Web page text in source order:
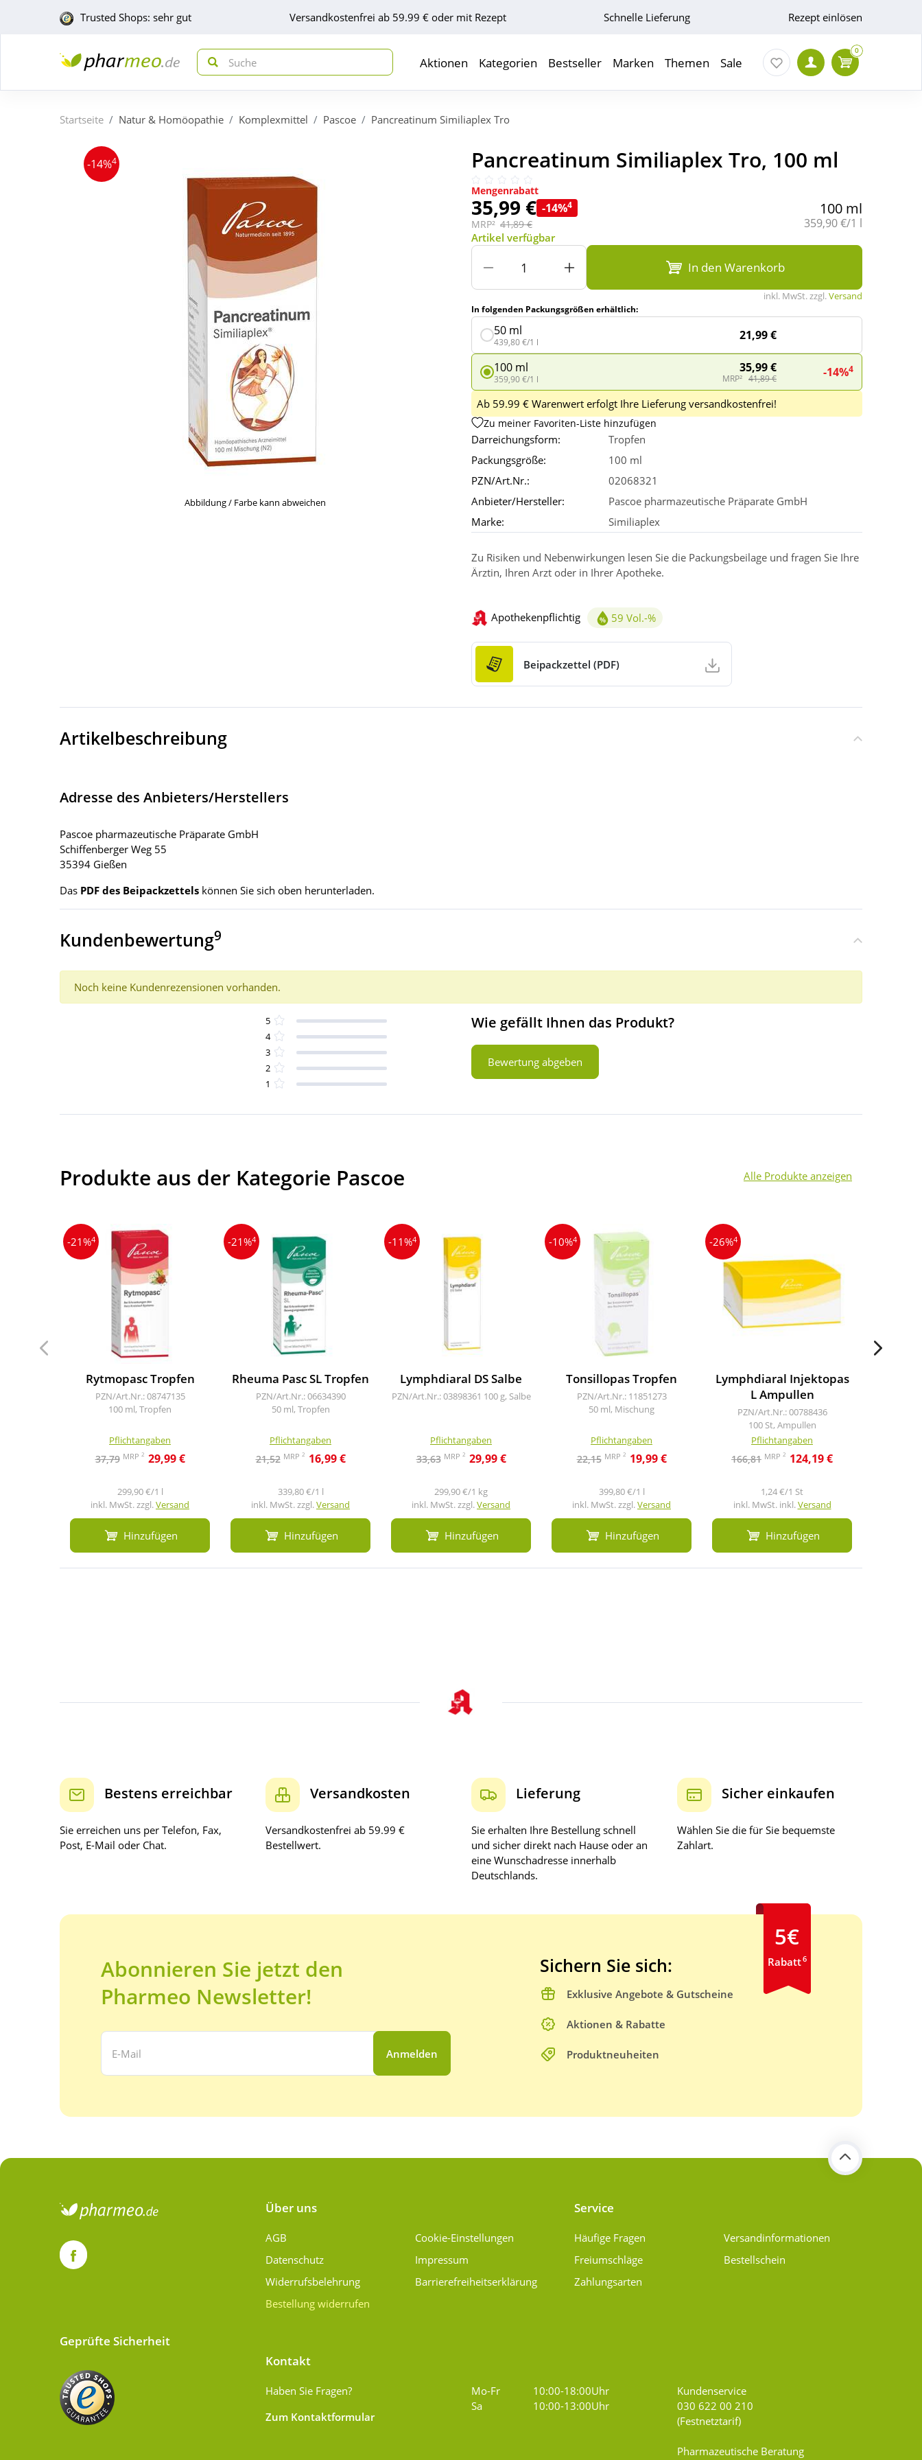
Trusted Shops: sehr gut Versandkostenfrei ab 59.99 € oder mit Rezept Schnelle Lieferung Rezept einlösen
Aktionen Kategorien Bestseller Marken Themen Sale
0
Startseite Natur & Homöopathie Komplexmittel Pascoe Pancreatinum Similiaplex Tro
-14%4
Abbildung / Farbe kann abweichen
Pancreatinum Similiaplex Tro, 100 ml
Mengenrabatt
35,99 € -14%4
MRP² 41,89 €
100 ml
Grundpreis:
359,90 €/1 l
Artikel verfügbar
In den Warenkorb
inkl. MwSt. zzgl.Versand
In folgenden Packungsgrößen erhältlich:
50 ml
439,80 €/1 l 21,99 €
100 ml
359,90 €/1 l
35,99 €
MRP² 41,89 € -14%4
Ab 59.99 € Warenwert erfolgt Ihre Lieferung versandkostenfrei!
Zu meiner Favoriten-Liste hinzufügen
Darreichungsform:
Tropfen
Packungsgröße:
100 ml
PZN/Art.Nr.:
02068321
Anbieter/Hersteller:
Pascoe pharmazeutische Präparate GmbH
Marke:
Similiaplex
Zu Risiken und Nebenwirkungen lesen Sie die Packungsbeilage und fragen Sie Ihre
Ärztin, Ihren Arzt oder in Ihrer Apotheke.
Apothekenpflichtig 59 Vol.-%
Alkoholgehalt 59Vol.-%
Beipackzettel (PDF)
Artikelbeschreibung
Adresse des Anbieters/Herstellers
Pascoe pharmazeutische Präparate GmbH
Schiffenberger Weg 55
35394 Gießen
Das PDF des Beipackzettels können Sie sich oben herunterladen.
Kundenbewertung9
Noch keine Kundenrezensionen vorhanden.
5
4
3
2
1
Wie gefällt Ihnen das Produkt?
Bewertung abgeben
Produkte aus der Kategorie Pascoe Alle Produkte anzeigen
-21%4
Rytmopasc Tropfen
PZN/Art.Nr.: 08747135
100 ml, Tropfen
Pflichtangaben
37,79 MRP 2 29,99 €
299,90 €/1 l
inkl. MwSt. zzgl.Versand
Hinzufügen
-21%4
Rheuma Pasc SL Tropfen
PZN/Art.Nr.: 06634390
50 ml, Tropfen
Pflichtangaben
21,52 MRP 2 16,99 €
339,80 €/1 l
inkl. MwSt. zzgl.Versand
Hinzufügen
-11%4
Lymphdiaral DS Salbe
PZN/Art.Nr.: 03898361 100 g, Salbe
Pflichtangaben
33,63 MRP 2 29,99 €
299,90 €/1 kg
inkl. MwSt. zzgl.Versand
Hinzufügen
-10%4
Tonsillopas Tropfen
PZN/Art.Nr.: 11851273
50 ml, Mischung
Pflichtangaben
22,15 MRP 2 19,99 €
399,80 €/1 l
inkl. MwSt. zzgl.Versand
Hinzufügen
-26%4
Lymphdiaral Injektopas
L Ampullen
PZN/Art.Nr.: 00788436
100 St, Ampullen
Pflichtangaben
166,81 MRP 2 124,19 €
1,24 €/1 St
inkl. MwSt. inkl.Versand
Hinzufügen
Bestens erreichbar
Sie erreichen uns per Telefon, Fax,
Post, E-Mail oder Chat.
Versandkosten
Versandkostenfrei ab 59.99 €
Bestellwert.
Lieferung
Sie erhalten Ihre Bestellung schnell
und sicher direkt nach Hause oder an
eine Wunschadresse innerhalb
Deutschlands.
Sicher einkaufen
Wählen Sie die für Sie bequemste
Zahlart.
Abonnieren Sie jetzt den
Pharmeo Newsletter!
Ihre E-Mail Adresse:
Anmelden
Sichern Sie sich:
Exklusive Angebote & Gutscheine
Aktionen & Rabatte
Produktneuheiten
5€
Rabatt6
Über uns
AGB
Datenschutz
Widerrufsbelehrung
Bestellung widerrufen
Cookie-Einstellungen
Impressum
Barrierefreiheitserklärung
Service
Häufige Fragen
Freiumschläge
Zahlungsarten
Versand­informationen
Bestellschein
Kontakt
Haben Sie Fragen?
Zum Kontaktformular
Mo-Fr
10:00-18:00Uhr
Sa
10:00-13:00Uhr
Kundenservice
030 622 00 210
(Festnetztarif)
Pharmazeutische Beratung
Geprüfte Sicherheit